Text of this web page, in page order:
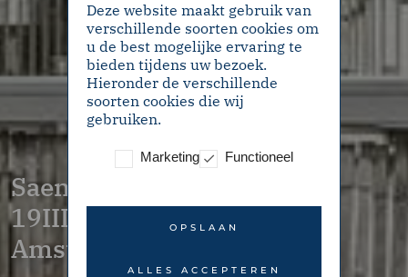
Saenredamstraat
19III/IV –
Amsterdam
Deze website maakt gebruik van
verschillende soorten cookies om
u de best mogelijke ervaring te
bieden tijdens uw bezoek.
Hieronder de verschillende
soorten cookies die wij
gebruiken.
Marketing Functioneel
OPSLAAN
ALLES ACCEPTEREN